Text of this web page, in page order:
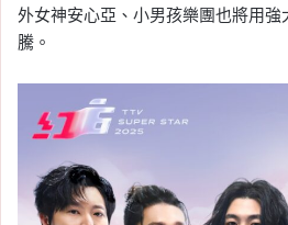
外女神安心亞、小男孩樂團也將用
騰。